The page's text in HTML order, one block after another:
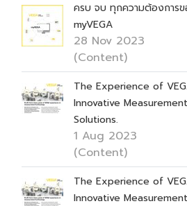
ครบ จบ ทุกความต้องการ
myVEGA
28 Nov 2023
(Content)
The Experience of
Innovative
Solutions.
1 Aug 2023
(Content)
The Experience of
Innovative